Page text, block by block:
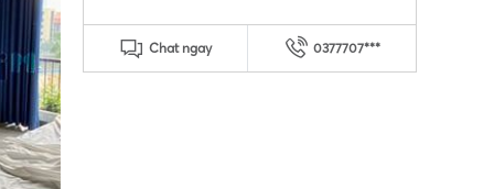
Chat ngay 0377707***